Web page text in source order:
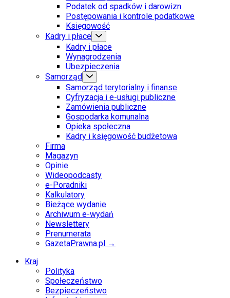
Podatek od spadków i darowizn
Postępowania i kontrole podatkowe
Księgowość
Kadry i płace
Kadry i płace
Wynagrodzenia
Ubezpieczenia
Samorząd
Samorząd terytorialny i finanse
Cyfryzacja i e-usługi publiczne
Zamówienia publiczne
Gospodarka komunalna
Opieka społeczna
Kadry i księgowość budżetowa
Firma
Magazyn
Opinie
Wideopodcasty
e-Poradniki
Kalkulatory
Bieżące wydanie
Archiwum e-wydań
Newslettery
Prenumerata
GazetaPrawna.pl →
Kraj
Polityka
Społeczeństwo
Bezpieczeństwo